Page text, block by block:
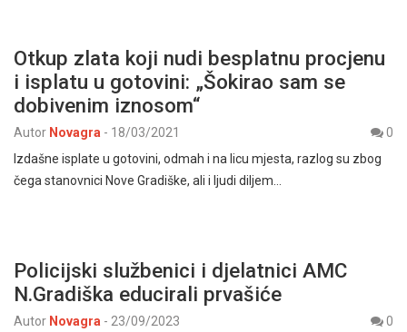
Otkup zlata koji nudi besplatnu procjenu
i isplatu u gotovini: „Šokirao sam se
dobivenim iznosom“
Autor Novagra - 18/03/2021
0
Izdašne isplate u gotovini, odmah i na licu mjesta, razlog su zbog
čega stanovnici Nove Gradiške, ali i ljudi diljem…
Policijski službenici i djelatnici AMC
N.Gradiška educirali prvašiće
Autor Novagra - 23/09/2023
0